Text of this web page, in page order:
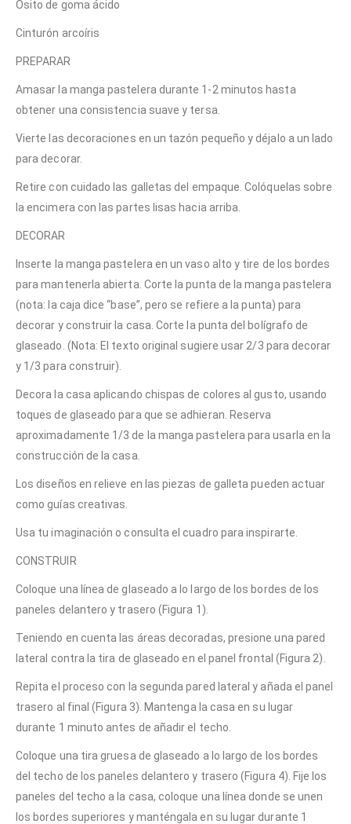
Osito de goma ácido
Cinturón arcoíris
PREPARAR
Amasar la manga pastelera durante 1-2 minutos hasta
obtener una consistencia suave y tersa.
Vierte las decoraciones en un tazón pequeño y déjalo a un lado
para decorar.
Retire con cuidado las galletas del empaque. Colóquelas sobre
la encimera con las partes lisas hacia arriba.
DECORAR
Inserte la manga pastelera en un vaso alto y tire de los bordes
para mantenerla abierta. Corte la punta de la manga pastelera
(nota: la caja dice “base”, pero se refiere a la punta) para
decorar y construir la casa. Corte la punta del bolígrafo de
glaseado. (Nota: El texto original sugiere usar 2/3 para decorar
y 1/3 para construir).
Decora la casa aplicando chispas de colores al gusto, usando
toques de glaseado para que se adhieran. Reserva
aproximadamente 1/3 de la manga pastelera para usarla en la
construcción de la casa.
Los diseños en relieve en las piezas de galleta pueden actuar
como guías creativas.
Usa tu imaginación o consulta el cuadro para inspirarte.
CONSTRUIR
Coloque una línea de glaseado a lo largo de los bordes de los
paneles delantero y trasero (Figura 1).
Teniendo en cuenta las áreas decoradas, presione una pared
lateral contra la tira de glaseado en el panel frontal (Figura 2).
Repita el proceso con la segunda pared lateral y añada el panel
trasero al final (Figura 3). Mantenga la casa en su lugar
durante 1 minuto antes de añadir el techo.
Coloque una tira gruesa de glaseado a lo largo de los bordes
del techo de los paneles delantero y trasero (Figura 4). Fije los
paneles del techo a la casa, coloque una línea donde se unen
los bordes superiores y manténgala en su lugar durante 1